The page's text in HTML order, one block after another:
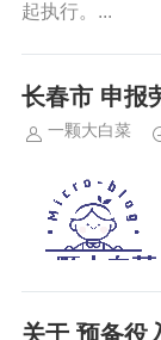
起执行。...
长春市 申报
一颗大白菜
关于 预备役